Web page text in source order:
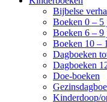
Bijbelse
Boeken 0 – 5
Boeken 6 – 9
Boeken 10 –
Dagboeken
Dagboeken
Doe-boeken
Kinderdoop/